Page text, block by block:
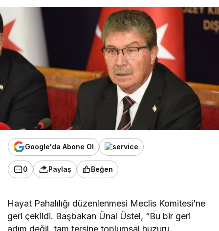
Google'da Abone Ol
0 Paylaş Beğen
Hayat Pahalılığı düzenlenmesi Meclis Komitesi’ne
geri çekildi. Başbakan Ünal Üstel, “Bu bir geri
adım değil, tam tersine toplumsal huzuru